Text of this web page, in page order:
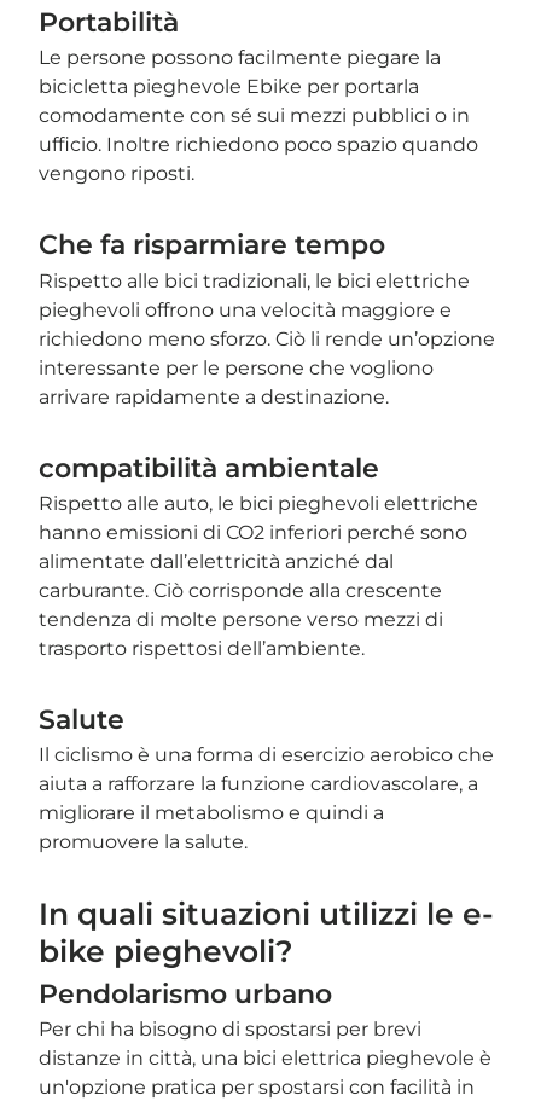
Portabilità
Le persone possono facilmente piegare la
bicicletta pieghevole Ebike per portarla
comodamente con sé sui mezzi pubblici o in
ufficio. Inoltre richiedono poco spazio quando
vengono riposti.
Che fa risparmiare tempo
Rispetto alle bici tradizionali, le bici elettriche
pieghevoli offrono una velocità maggiore e
richiedono meno sforzo. Ciò li rende un’opzione
interessante per le persone che vogliono
arrivare rapidamente a destinazione.
compatibilità ambientale
Rispetto alle auto, le bici pieghevoli elettriche
hanno emissioni di CO2 inferiori perché sono
alimentate dall’elettricità anziché dal
carburante. Ciò corrisponde alla crescente
tendenza di molte persone verso mezzi di
trasporto rispettosi dell’ambiente.
Salute
Il ciclismo è una forma di esercizio aerobico che
aiuta a rafforzare la funzione cardiovascolare, a
migliorare il metabolismo e quindi a
promuovere la salute.
In quali situazioni utilizzi le e-
bike pieghevoli?
Pendolarismo urbano
Per chi ha bisogno di spostarsi per brevi
distanze in città, una bici elettrica pieghevole è
un'opzione pratica per spostarsi con facilità in